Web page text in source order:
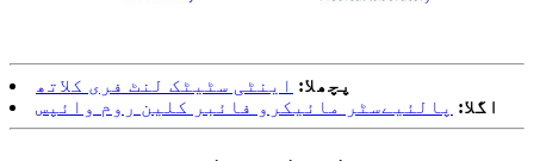
پچھلا: اینٹی سٹیٹک لنٹ فری کلاتھ
اگلا: پالئیےسٹر مائیکرو فائبر کلین روم وائپس